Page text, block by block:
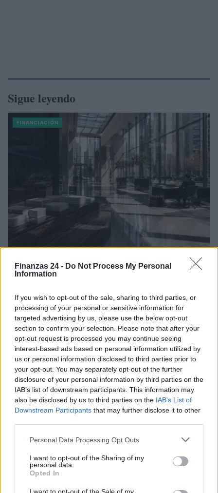
Finanzas 24 - Do Not Process My Personal
Information
If you wish to opt-out of the sale, sharing to third parties, or
processing of your personal or sensitive information for
targeted advertising by us, please use the below opt-out
section to confirm your selection. Please note that after your
opt-out request is processed you may continue seeing
interest-based ads based on personal information utilized by
us or personal information disclosed to third parties prior to
your opt-out. You may separately opt-out of the further
disclosure of your personal information by third parties on the
IAB’s list of downstream participants. This information may
also be disclosed by us to third parties on the IAB’s List of
Downstream Participants that may further disclose it to other
Please note that this website/app uses one or more Google
not limited to your visit or usage behaviour. You may click to
grant or deny consent to Google and its third-party tags to
use your data for below specified purposes in below Google
consent section.
Personal Data Processing Opt Outs
I want to opt-out of the Sharing of my
personal data.
Opted In
Sigue leyendo
FINANCIACIÓN
explicadas
FINANCIACIÓN
Fondos europeos impulsan crecimiento laboral y económico en
el País Vasco
Marta Ruiz · 3 Ago 2026
FINANCIACIÓN